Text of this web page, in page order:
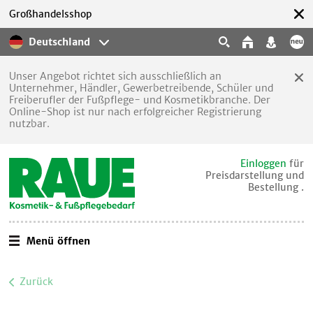
Deutschland
Großhandelsshop
Unser Angebot richtet sich ausschließlich an
Unternehmer, Händler, Gewerbetreibende, Schüler und
Freiberufler der Fußpflege- und Kosmetikbranche. Der
Online-Shop ist nur nach erfolgreicher Registrierung
nutzbar.
Einloggen für
Preisdarstellung und
Bestellung .
Menü öffnen
Zurück